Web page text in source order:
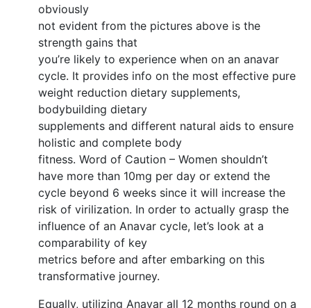
obviously
not evident from the pictures above is the
strength gains that
you’re likely to experience when on an anavar
cycle. It provides info on the most effective pure
weight reduction dietary supplements,
bodybuilding dietary
supplements and different natural aids to ensure
holistic and complete body
fitness. Word of Caution – Women shouldn’t
have more than 10mg per day or extend the
cycle beyond 6 weeks since it will increase the
risk of virilization. In order to actually grasp the
influence of an Anavar cycle, let’s look at a
comparability of key
metrics before and after embarking on this
transformative journey.
Equally, utilizing Anavar all 12 months round on a